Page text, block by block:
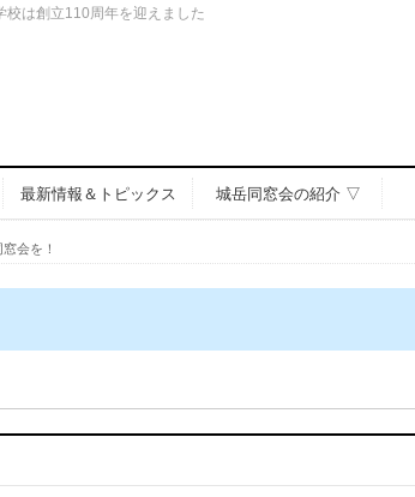
は創立110周年を迎えました
最新情報＆トピックス 城岳同窓会の紹介 ▽
会を！